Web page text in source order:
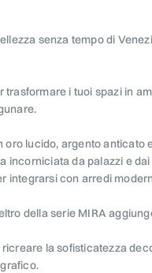
senza tempo di
trasformare i tuoi spazi in
lucido, argento anticato
incorniciata da palazzi e
integrarsi con arredi
della serie MIRA
la sofisticatezza